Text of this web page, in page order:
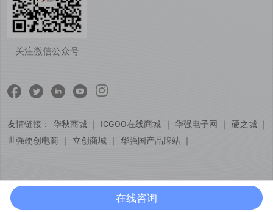
关注微信公众号
友情链接： 华秋商城 ｜ ICGOO在线商城 华强电子网 硬之城
世强硬创电商
立创商城 ｜ 华强国产品牌站
© Copyright 芯佰微电子（北京）有限公司
在线咨询